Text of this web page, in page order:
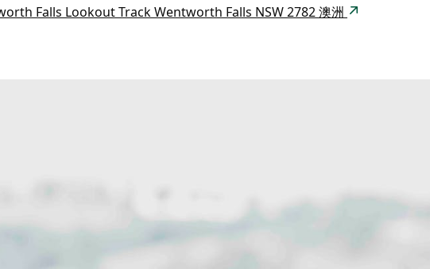
Falls Lookout Track Wentworth Falls NSW 2782 澳洲